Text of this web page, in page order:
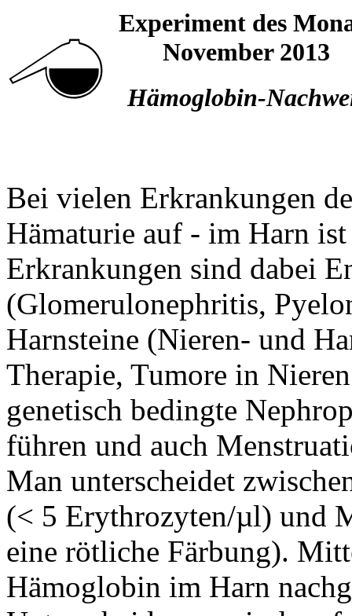
Experiment des
November 2013
Hämoglobin-
Bei vielen Erkrankungen
Hämaturie auf - im Harn
Erkrankungen sind dabei
(Glomerulonephritis,
Harnsteine (Nieren- und
Therapie, Tumore in
genetisch bedingte
führen und auch
Man unterscheidet
(< 5 Erythrozyten/µl) und
eine rötliche Färbung).
Hämoglobin im Harn